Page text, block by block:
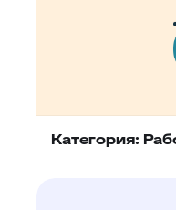
Категория: